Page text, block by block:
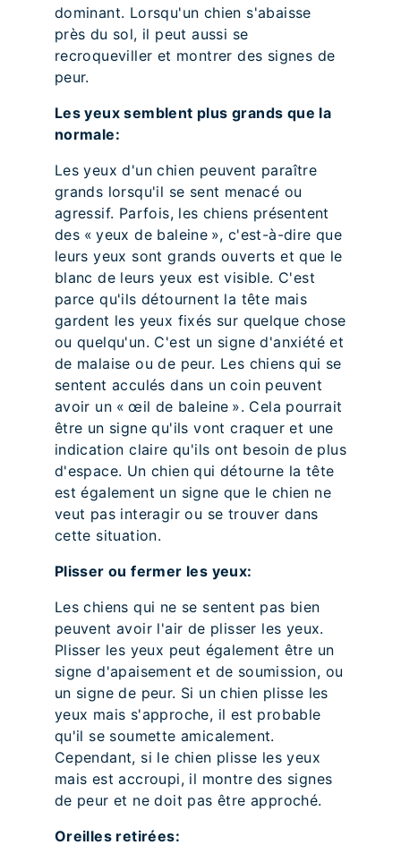
dominant. Lorsqu'un chien s'abaisse
près du sol, il peut aussi se
recroqueviller et montrer des signes de
peur.
Les yeux semblent plus grands que la
normale:
Les yeux d'un chien peuvent paraître
grands lorsqu'il se sent menacé ou
agressif. Parfois, les chiens présentent
des « yeux de baleine », c'est-à-dire que
leurs yeux sont grands ouverts et que le
blanc de leurs yeux est visible. C'est
parce qu'ils détournent la tête mais
gardent les yeux fixés sur quelque chose
ou quelqu'un. C'est un signe d'anxiété et
de malaise ou de peur. Les chiens qui se
sentent acculés dans un coin peuvent
avoir un « œil de baleine ». Cela pourrait
être un signe qu'ils vont craquer et une
indication claire qu'ils ont besoin de plus
d'espace. Un chien qui détourne la tête
est également un signe que le chien ne
veut pas interagir ou se trouver dans
cette situation.
Plisser ou fermer les yeux:
Les chiens qui ne se sentent pas bien
peuvent avoir l'air de plisser les yeux.
Plisser les yeux peut également être un
signe d'apaisement et de soumission, ou
un signe de peur. Si un chien plisse les
yeux mais s'approche, il est probable
qu'il se soumette amicalement.
Cependant, si le chien plisse les yeux
mais est accroupi, il montre des signes
de peur et ne doit pas être approché.
Oreilles retirées: